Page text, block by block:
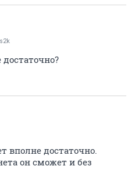
вполне достаточно.
он сможет и без